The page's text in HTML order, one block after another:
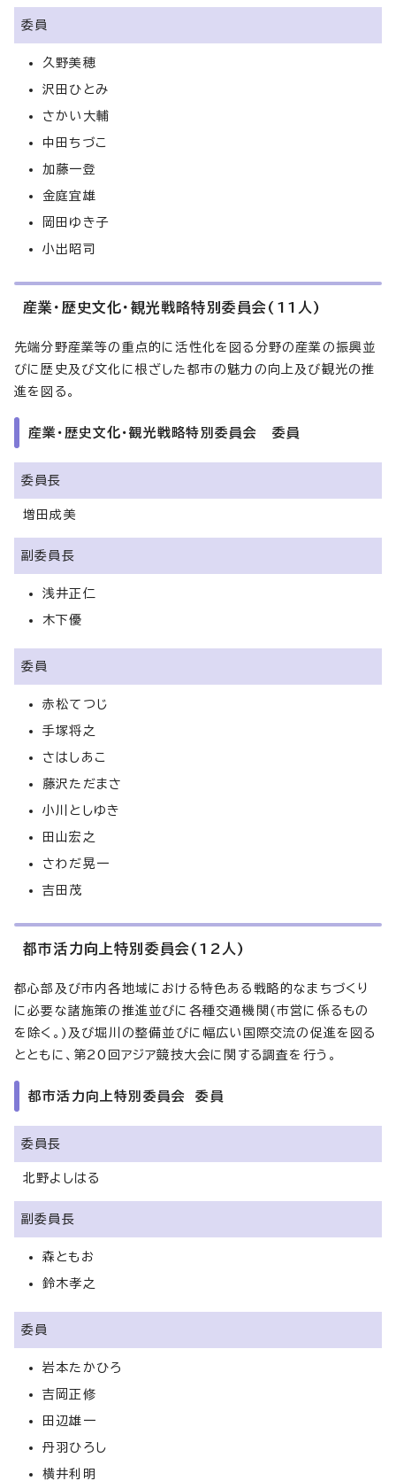
委員
久野美穂
沢田ひとみ
さかい大輔
中田ちづこ
加藤一登
金庭宜雄
岡田ゆき子
小出昭司
産業・歴史文化・観光戦略特別委員会(11人)
先端分野産業等の重点的に活性化を図る分野の産業の振興並
びに歴史及び文化に根ざした都市の魅力の向上及び観光の推
進を図る。
産業・歴史文化・観光戦略特別委員会 委員
委員長
増田成美
副委員長
浅井正仁
木下優
委員
赤松てつじ
手塚将之
さはしあこ
藤沢ただまさ
小川としゆき
田山宏之
さわだ晃一
吉田茂
都市活力向上特別委員会(12人)
都心部及び市内各地域における特色ある戦略的なまちづくり
に必要な諸施策の推進並びに各種交通機関(市営に係るもの
を除く。)及び堀川の整備並びに幅広い国際交流の促進を図る
とともに、第20回アジア競技大会に関する調査を行う。
都市活力向上特別委員会 委員
委員長
北野よしはる
副委員長
森ともお
鈴木孝之
委員
岩本たかひろ
吉岡正修
田辺雄一
丹羽ひろし
横井利明